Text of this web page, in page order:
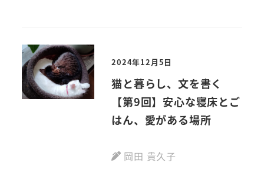
2024年12月5日
猫と暮らし、文を書く
【第9回】安心な寝床とご
はん、愛がある場所
岡田 貴久子